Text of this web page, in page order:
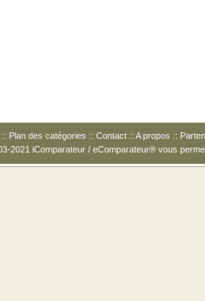
:: Plan des catégories :: Contact :: A propos ::
2021 iComparateur / eComparateur® vous